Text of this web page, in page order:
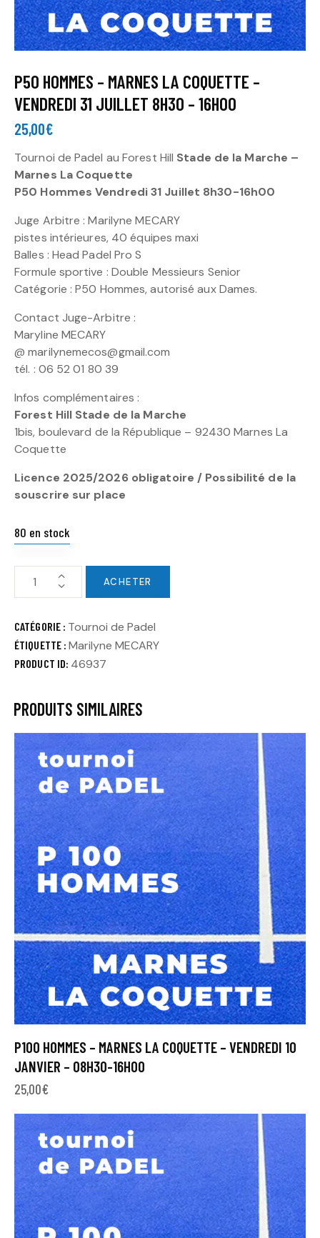
P50 HOMMES – MARNES LA COQUETTE –
VENDREDI 31 JUILLET 8H30 – 16H00
25,00€
Tournoi de Padel au Forest Hill Stade de la Marche –
Marnes La Coquette
P50 Hommes Vendredi 31 Juillet 8h30-16h00
Juge Arbitre : Marilyne MECARY
pistes intérieures, 40 équipes maxi
Balles : Head Padel Pro S
Formule sportive : Double Messieurs Senior
Catégorie : P50 Hommes, autorisé aux Dames.
Contact Juge-Arbitre :
Maryline MECARY
@ marilynemecos@gmail.com
tél. : 06 52 01 80 39
Infos complémentaires :
Forest Hill Stade de la Marche
1bis, boulevard de la République – 92430 Marnes La
Coquette
Licence 2025/2026 obligatoire / Possibilité de la
souscrire sur place
80 en stock
ACHETER
CATÉGORIE : Tournoi de Padel
ÉTIQUETTE :Marilyne MECARY
PRODUCT ID: 46937
PRODUITS SIMILAIRES
P100 HOMMES – MARNES LA COQUETTE – VENDREDI 10
JANVIER – 08H30-16H00
25,00€